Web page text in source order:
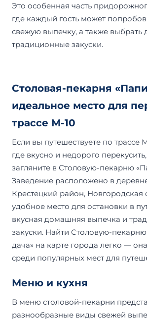
Это особенная часть
где каждый гость может
свежую выпечку, а также выбрать
традиционные закуски.
Столовая-пекарня
идеальное место для
трассе М-10
Если вы путешествуете по трассе
где вкусно и недорого
загляните в Столовую-пекарню
Заведение расположено в
Крестецкий район, Новгородская
удобное место для остановки в
вкусная домашняя выпечка и
закуски. Найти Столовую-
дача» на карте города легко —
среди популярных мест для
Меню и кухня
В меню столовой-пекарни
разнообразные виды свежей